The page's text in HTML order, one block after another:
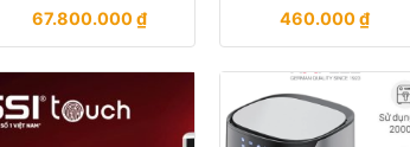
67.800.000₫ 460.000₫